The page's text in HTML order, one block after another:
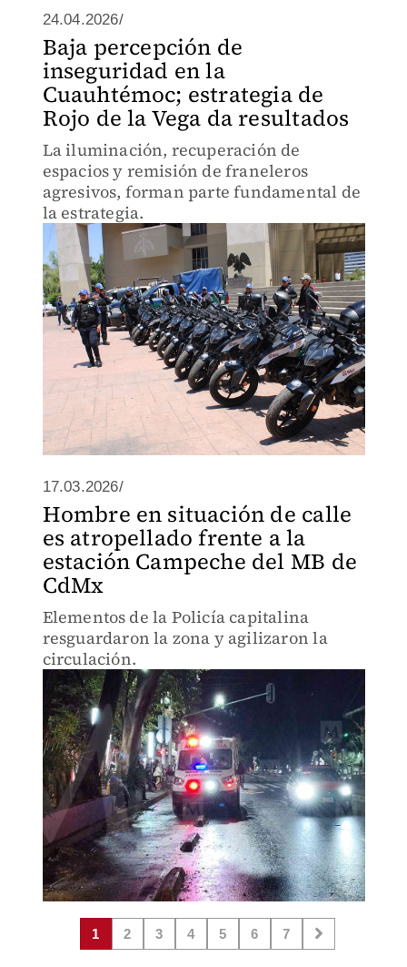
24.04.2026/
Baja percepción de
inseguridad en la
Cuauhtémoc; estrategia de
Rojo de la Vega da resultados
La iluminación, recuperación de
espacios y remisión de franeleros
agresivos, forman parte fundamental de
la estrategia.
17.03.2026/
Hombre en situación de calle
es atropellado frente a la
estación Campeche del MB de
CdMx
Elementos de la Policía capitalina
resguardaron la zona y agilizaron la
circulación.
1 2 3 4 5 6 7